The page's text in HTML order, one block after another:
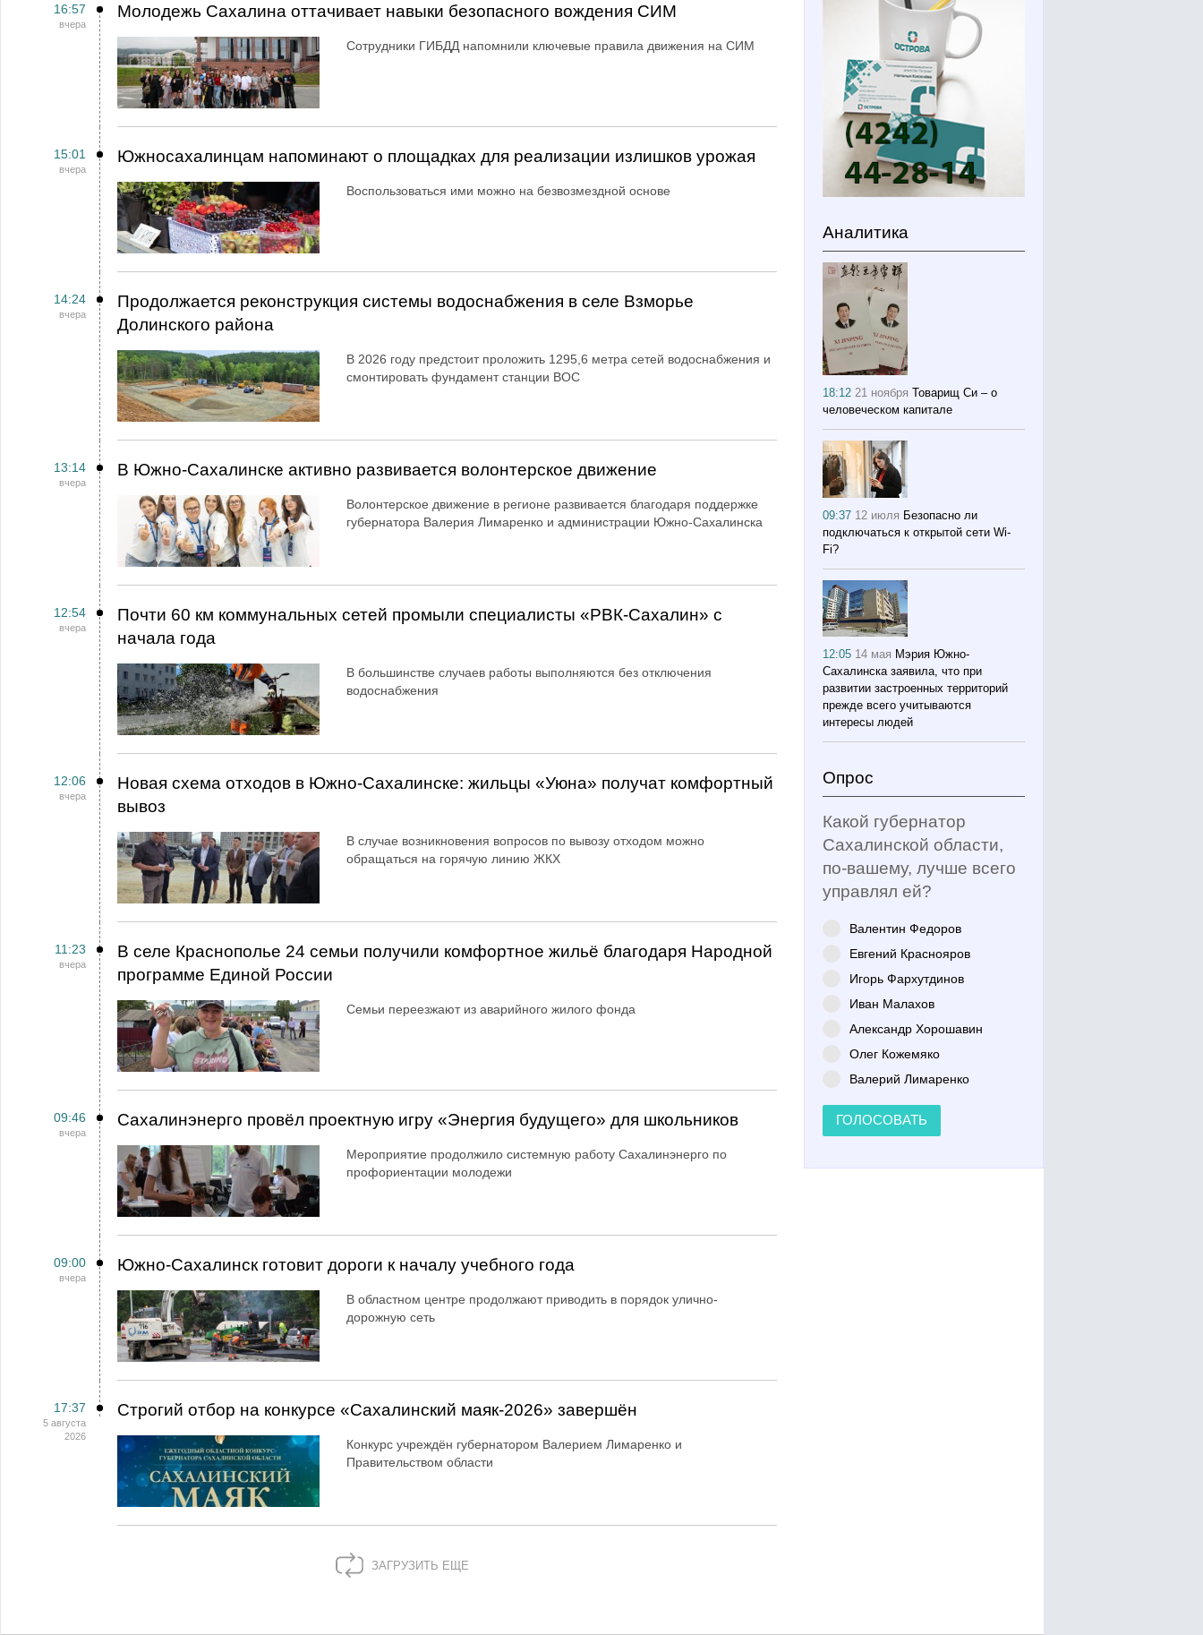
16:57
вчера
Молодежь Сахалина оттачивает навыки безопасного вождения СИМ
Сотрудники ГИБДД напомнили ключевые правила движения на СИМ
15:01
вчера
Южносахалинцам напоминают о площадках для реализации излишков урожая
Воспользоваться ими можно на безвозмездной основе
14:24
вчера
Продолжается реконструкция системы водоснабжения в селе Взморье
Долинского района
В 2026 году предстоит проложить 1295,6 метра сетей водоснабжения и
смонтировать фундамент станции ВОС
13:14
вчера
В Южно-Сахалинске активно развивается волонтерское движение
Волонтерское движение в регионе развивается благодаря поддержке
губернатора Валерия Лимаренко и администрации Южно-Сахалинска
12:54
вчера
Почти 60 км коммунальных сетей промыли специалисты «РВК‑Сахалин» с
начала года
В большинстве случаев работы выполняются без отключения
водоснабжения
12:06
вчера
Новая схема отходов в Южно-Сахалинске: жильцы «Уюна» получат комфортный
вывоз
В случае возникновения вопросов по вывозу отходом можно
обращаться на горячую линию ЖКХ
11:23
вчера
В селе Краснополье 24 семьи получили комфортное жильё благодаря Народной
программе Единой России
Семьи переезжают из аварийного жилого фонда
09:46
вчера
Сахалинэнерго провёл проектную игру «Энергия будущего» для школьников
Мероприятие продолжило системную работу Сахалинэнерго по
профориентации молодежи
09:00
вчера
Южно-Сахалинск готовит дороги к началу учебного года
В областном центре продолжают приводить в порядок улично-
дорожную сеть
17:37
5 августа
2026
Строгий отбор на конкурсе «Сахалинский маяк‑2026» завершён
Конкурс учреждён губернатором Валерием Лимаренко и
Правительством области
ЗАГРУЗИТЬ ЕЩЕ
Аналитика
18:1221 ноября Товарищ Си – о
человеческом капитале
09:37 12 июля Безопасно ли
подключаться к открытой сети Wi-
Fi?
12:05 14 мая Мэрия Южно-
Сахалинска заявила, что при
развитии застроенных территорий
прежде всего учитываются
интересы людей
Опрос
Какой губернатор
Сахалинской области,
по-вашему, лучше всего
управлял ей?
Валентин Федоров
Евгений Краснояров
Игорь Фархутдинов
Иван Малахов
Александр Хорошавин
Олег Кожемяко
Валерий Лимаренко
ГОЛОСОВАТЬ